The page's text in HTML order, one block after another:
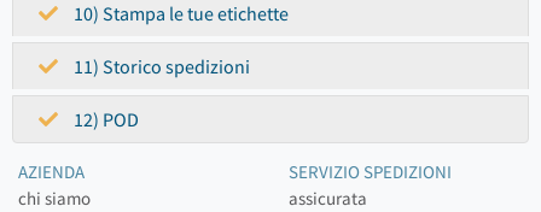
10) Stampa le tue etichette
11) Storico spedizioni
12) POD
AZIENDA
chi siamo
SERVIZIO SPEDIZIONI
assicurata